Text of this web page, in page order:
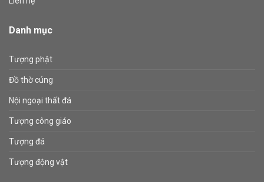
Danh mục
Tượng phật
Đồ thờ cúng
Nội ngoại thất đá
Tượng công giáo
Tượng đá
Tượng động vật